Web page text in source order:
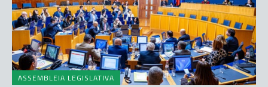
ASSEMBLEIA LEGISLATIVA